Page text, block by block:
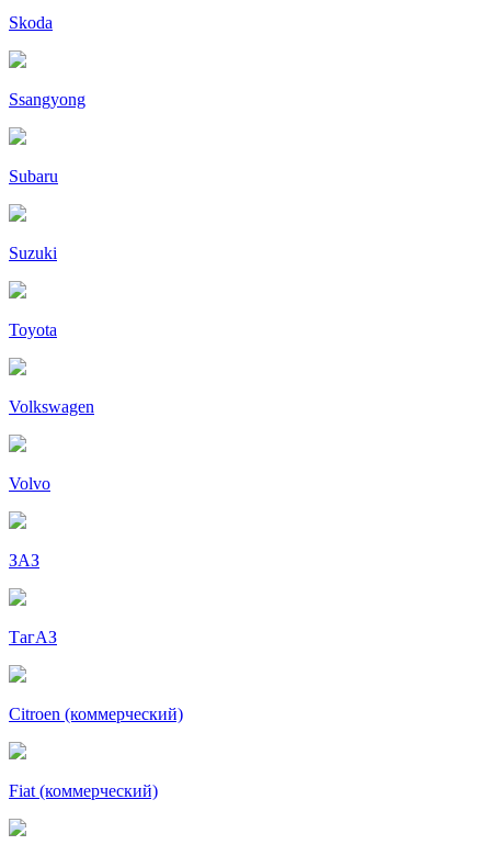
Skoda
Ssangyong
Subaru
Suzuki
Toyota
Volkswagen
Volvo
ЗАЗ
ТагАЗ
Citroen (коммерческий)
Fiat (коммерческий)